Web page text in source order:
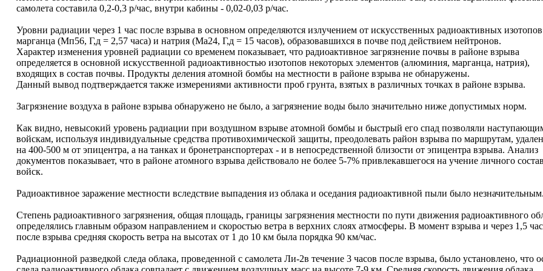
самолета составила 0,2-0,3 р/час, внутри кабины - 0,02-0,03 р/час.
Уровни радиации через 1 час после взрыва в основном определяются излучением от искусственных радиоактивных изотопов
марганца (Мп56, Г,д = 2,57 часа) и натрия (Ма24, Г,д = 15 часов), образовавшихся в почве под действием нейтронов.
Характер изменения уровней радиации со временем показывает, что радиоактивное загрязнение почвы в районе взрыва
определяется в основной искусственной радиоактивностью изотопов некоторых элементов (алюминия, марганца, натрия),
входящих в состав почвы. Продукты деления атомной бомбы на местности в районе взрыва не обнаружены.
Данный вывод подтверждается также измерениями активности проб грунта, взятых в различных точках в районе взрыва.
Загрязнение воздуха в районе взрыва обнаружено не было, а загрязнение воды было значительно ниже допустимых норм.
Как видно, невысокий уровень радиации при воздушном взрыве атомной бомбы и быстрый его спад позволяли
войскам, используя индивидуальные средства противохимической защиты, преодолевать район взрыва по маршрутам,
на 400-500 м от эпицентра, а на танках и бронетранспортерах - и в непосредственной близости от эпицентра взрыва. Анализ
документов показывает, что в районе атомного взрыва действовало не более 5-7% привлекавшегося на учение личного
войск.
Радиоактивное заражение местности вследствие выпадения из облака и оседания радиоактивной пыли было незначительным.
Степень радиоактивного загрязнения, общая площадь, границы загрязнения местности по пути движения радиоактивного
определялись главным образом направлением и скоростью ветра в верхних слоях атмосферы. В момент взрыва и через 1,5
после взрыва средняя скорость ветра на высотах от 1 до 10 км была порядка 90 км/час.
Радиационной разведкой следа облака, проведенной с самолета Ли-2в течение 3 часов после взрыва, было установлено, что